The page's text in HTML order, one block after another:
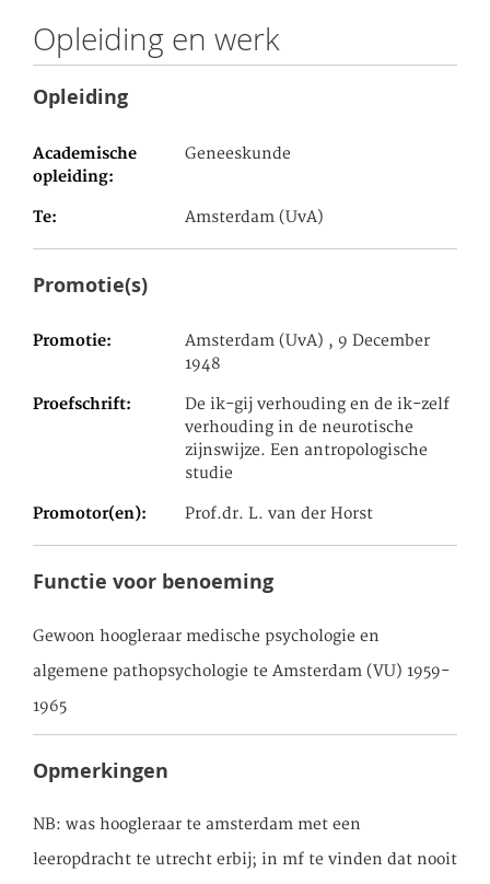
Opleiding en werk
Opleiding
Academische
opleiding
Geneeskunde
Te Amsterdam (UvA)
Promotie(s)
Promotie
Amsterdam (UvA) , 9 December
1948
Proefschrift
De ik-gij verhouding en de ik-zelf
verhouding in de neurotische
zijnswijze. Een antropologische
studie
Promotor(en) Prof.dr. L. van der Horst
Functie voor benoeming
Gewoon hoogleraar medische psychologie en
algemene pathopsychologie te Amsterdam (VU) 1959-
1965
Opmerkingen
NB: was hoogleraar te amsterdam met een
leeropdracht te utrecht erbij; in mf te vinden dat nooit